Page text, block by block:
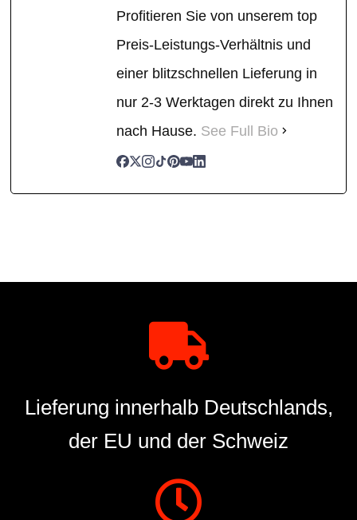
Profitieren Sie von unserem top
Preis-Leistungs-Verhältnis und
einer blitzschnellen Lieferung in
nur 2-3 Werktagen direkt zu Ihnen
nach Hause. See Full Bio
Lieferung innerhalb Deutschlands,
der EU und der Schweiz